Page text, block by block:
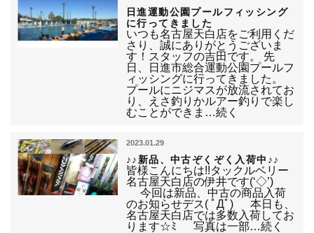
日進運動公園プールフィッシング
に行ってきました
いつも名古屋天白店をご利用くだ
さり、誠にありがとうございま
す！スタッフの吉田です。 先
日、日進市総合運動公園プールフ
ィッシングに行ってきました。
プールにニジマスが放流されてお
り、えさ釣りかルアー釣りで楽し
むことができま…続く
2023.01.29
♪♪新品、中古ぞくぞく入荷中♪♪
皆様こんにちは!!タックルベリー
名古屋天白店の伊井です(‘◇’)
今回は新品、中古の商品入荷
のお知らせデス( ﾟДﾟ) 本日も、
名古屋天白店では多数入荷してお
ります☆ﾐ 写真は一部…続く